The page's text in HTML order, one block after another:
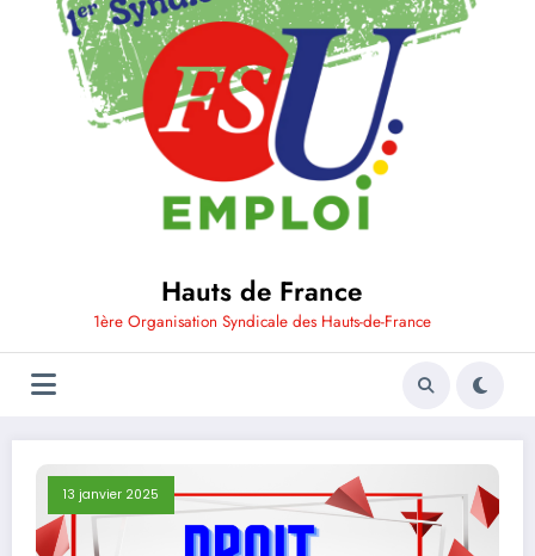
Hauts de France
1ère Organisation Syndicale des Hauts-de-France
13 janvier 2025